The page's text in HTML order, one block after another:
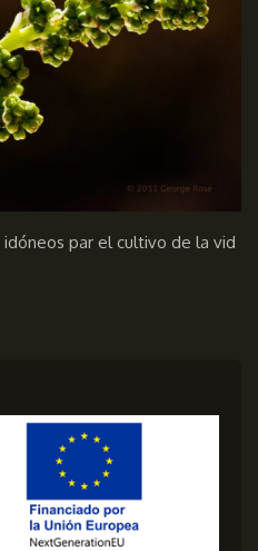
idóneos par el cultivo de la vid